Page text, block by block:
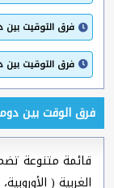
فرق التوقيت بين
فرق التوقيت بين
فرق الوقت بين
قائمة متنوعة
الغربية (